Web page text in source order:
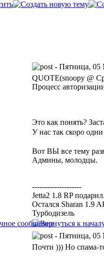
- Пятница, 05
QUOTE(snoopy @
Процесс
Это как понять?
У нас так скоро
Вот ВЫ все тему
Админы, молодцы.
--------------------
Jetta2 1.8 RP подарил.
Остался Sharan 1.9
Турбодизель
- Пятница, 05
Почти ))) Но спама-